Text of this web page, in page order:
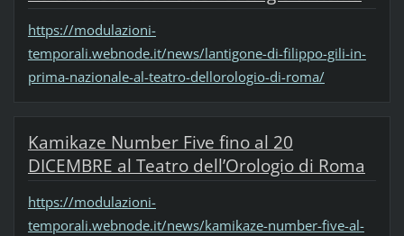
https://modulazioni-
temporali.webnode.it/news/lantigone-di-filippo-gili-in-
prima-nazionale-al-teatro-dellorologio-di-roma/
Kamikaze Number Five fino al 20
DICEMBRE al Teatro dell’Orologio di Roma
https://modulazioni-
temporali.webnode.it/news/kamikaze-number-five-al-